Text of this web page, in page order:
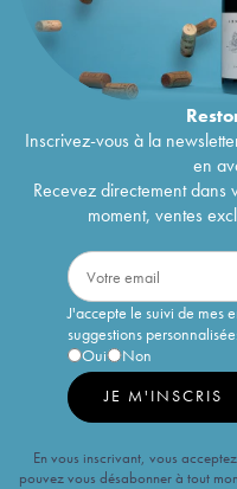
Inscrivez-vous à la
en
Recevez directement dans
moment, ventes
J'accepte le suivi de mes
suggestions
Oui
Non
JE M'INSCRIS
En vous inscrivant, vous
pouvez vous désabonner à tout